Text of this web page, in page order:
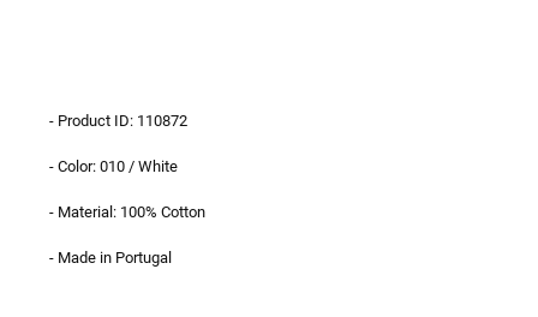
- Product ID: 110872
- Color: 010 / White
- Material: 100% Cotton
- Made in Portugal